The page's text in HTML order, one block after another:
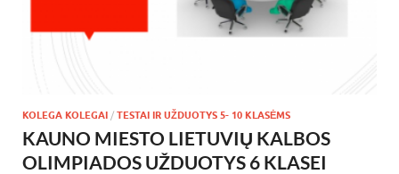
KOLEGA KOLEGAI / TESTAI IR UŽDUOTYS 5- 10 KLASĖMS
KAUNO MIESTO LIETUVIŲ KALBOS
OLIMPIADOS UŽDUOTYS 6 KLASEI